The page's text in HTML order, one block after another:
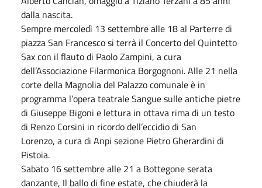
dalla nascita.
Sempre mercoledì 13 settembre alle 18 al Parterre di
piazza San Francesco si terrà il Concerto del Quintetto
Sax con il flauto di Paolo Zampini, a cura
dell’Associazione Filarmonica Borgognoni. Alle 21 nella
corte della Magnolia del Palazzo comunale è in
programma l’opera teatrale Sangue sulle antiche pietre
di Giuseppe Bigoni e lettura in ottava rima di un testo
di Renzo Corsini in ricordo dell’eccidio di San
Lorenzo, a cura di Anpi sezione Pietro Gherardini di
Pistoia.
Sabato 16 settembre alle 21 a Bottegone serata
danzante, Il ballo di fine estate, che chiuderà la